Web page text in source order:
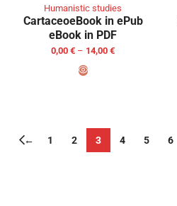
Humanistic studies
CartaceoeBook in ePub
eBook in PDF
0,00 € – 14,00 €
← 1 2 3 4 5 6